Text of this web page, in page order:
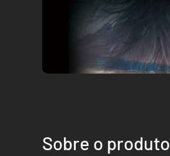
Sobre o produto